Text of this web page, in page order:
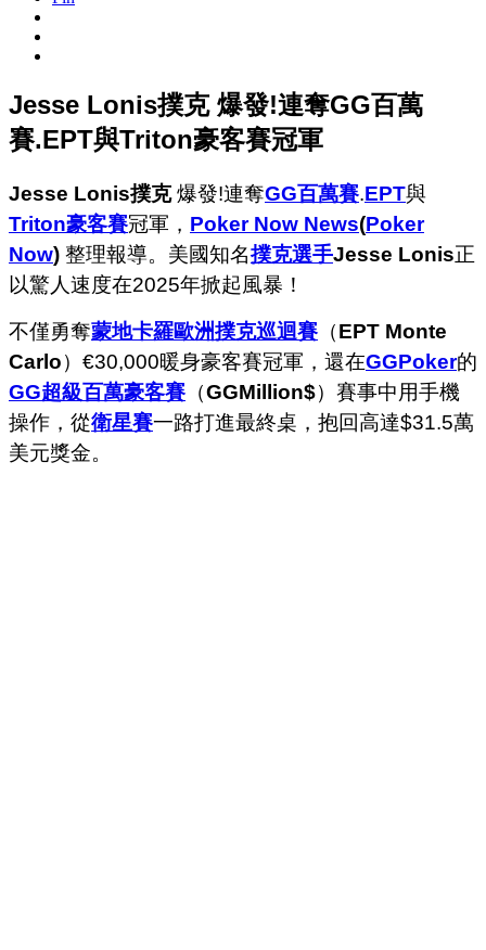
Jesse Lonis撲克 爆發!連奪GG百萬
賽.EPT與Triton豪客賽冠軍
Jesse Lonis撲克爆發!連奪GG百萬賽.EPT與
Triton豪客賽冠軍， Poker Now News(Poker
Now) 整理報導。美國知名撲克選手Jesse Lonis正
以驚人速度在2025年掀起風暴！
不僅勇奪蒙地卡羅歐洲撲克巡迴賽 （EPT Monte
Carlo）€30,000暖身豪客賽冠軍，還在GGPoker的
GG超級百萬豪客賽 （GGMillion$）賽事中用手機
操作，從衛星賽一路打進最終桌，抱回高達$31.5萬
美元獎金。